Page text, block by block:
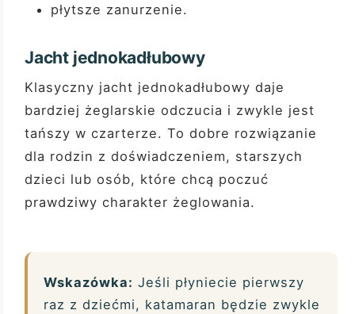
płytsze zanurzenie.
Jacht jednokadłubowy
Klasyczny jacht jednokadłubowy daje
bardziej żeglarskie odczucia i zwykle jest
tańszy w czarterze. To dobre rozwiązanie
dla rodzin z doświadczeniem, starszych
dzieci lub osób, które chcą poczuć
prawdziwy charakter żeglowania.
Wskazówka: Jeśli płyniecie pierwszy
raz z dziećmi, katamaran będzie zwykle